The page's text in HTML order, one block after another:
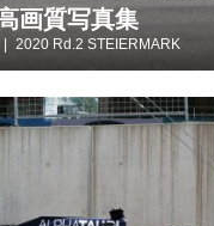
画質写真集
2020 Rd.2 STEIERMARK